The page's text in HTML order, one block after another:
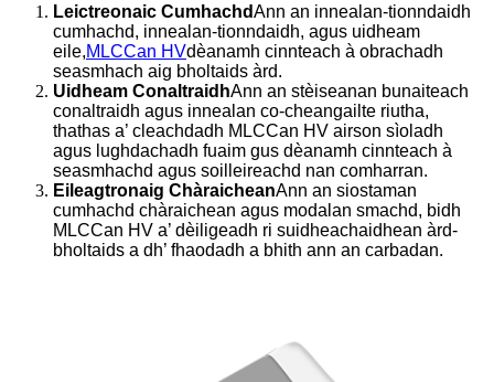
Leictreonaic CumhachdAnn an innealan-tionndaidh
cumhachd, innealan-tionndaidh, agus uidheam
eile,MLCCan HVdèanamh cinnteach à obrachadh
seasmhach aig bholtaids àrd.
Uidheam ConaltraidhAnn an stèiseanan bunaiteach
conaltraidh agus innealan co-cheangailte riutha,
thathas a’ cleachdadh MLCCan HV airson sìoladh
agus lughdachadh fuaim gus dèanamh cinnteach à
seasmhachd agus soilleireachd nan comharran.
Eileagtronaig ChàraicheanAnn an siostaman
cumhachd chàraichean agus modalan smachd, bidh
MLCCan HV a’ dèiligeadh ri suidheachaidhean àrd-
bholtaids a dh’ fhaodadh a bhith ann an carbadan.